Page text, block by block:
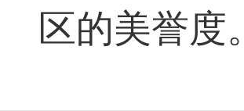
区的美誉度。